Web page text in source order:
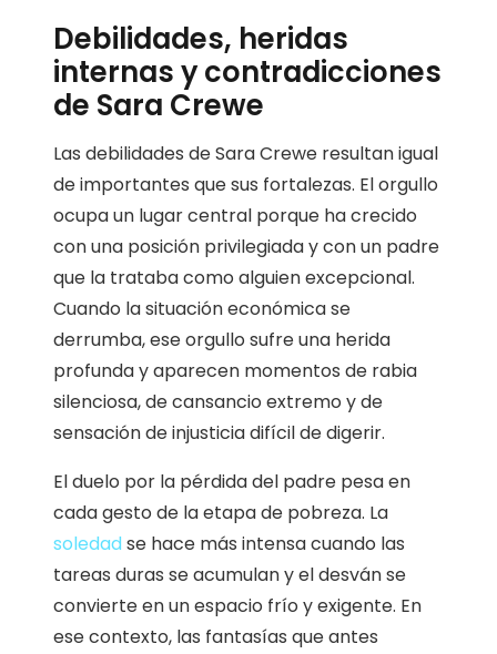
Debilidades, heridas
internas y contradicciones
de Sara Crewe
Las debilidades de Sara Crewe resultan igual
de importantes que sus fortalezas. El orgullo
ocupa un lugar central porque ha crecido
con una posición privilegiada y con un padre
que la trataba como alguien excepcional.
Cuando la situación económica se
derrumba, ese orgullo sufre una herida
profunda y aparecen momentos de rabia
silenciosa, de cansancio extremo y de
sensación de injusticia difícil de digerir.
El duelo por la pérdida del padre pesa en
cada gesto de la etapa de pobreza. La
soledad se hace más intensa cuando las
tareas duras se acumulan y el desván se
convierte en un espacio frío y exigente. En
ese contexto, las fantasías que antes